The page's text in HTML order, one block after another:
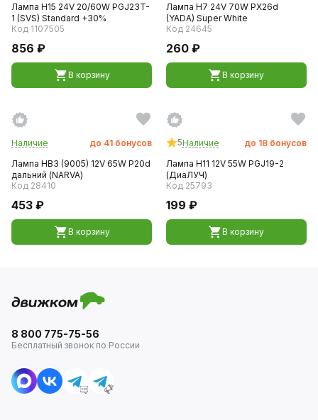
Лампа H15 24V 20/60W PGJ23T-
1 (SVS) Standard +30%
Код 1107505
856 ₽
В корзину
Лампа H7 24V 70W PX26d
(YADA) Super White
Код 24645
260 ₽
В корзину
Наличие до 41 бонусов
Лампа HB3 (9005) 12V 65W P20d
дальний (NARVA)
Код 28410
453 ₽
В корзину
5Наличие до 18 бонусов
Лампа H11 12V 55W PGJ19-2
(ДиаЛУЧ)
Код 25793
199 ₽
В корзину
8 800 775-75-56
Бесплатный звонок по России